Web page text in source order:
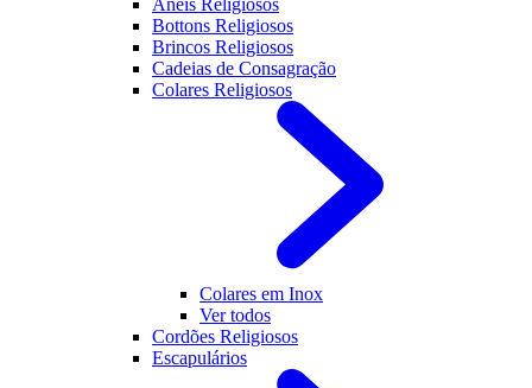
Bottons Religiosos
Brincos Religiosos
Cadeias de Consagração
Colares Religiosos
Colares em Inox
Ver todos
Cordões Religiosos
Escapulários